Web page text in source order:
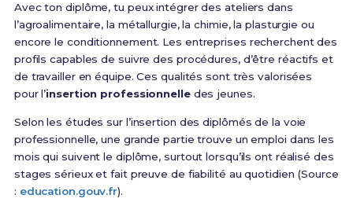
Avec ton diplôme, tu peux intégrer des ateliers dans
l’agroalimentaire, la métallurgie, la chimie, la plasturgie ou
encore le conditionnement. Les entreprises recherchent des
profils capables de suivre des procédures, d’être réactifs et
de travailler en équipe. Ces qualités sont très valorisées
pour l’insertion professionnelledes jeunes.
Selon les études sur l’insertion des diplômés de la voie
professionnelle, une grande partie trouve un emploi dans les
mois qui suivent le diplôme, surtout lorsqu’ils ont réalisé des
stages sérieux et fait preuve de fiabilité au quotidien (Source
: education.gouv.fr).